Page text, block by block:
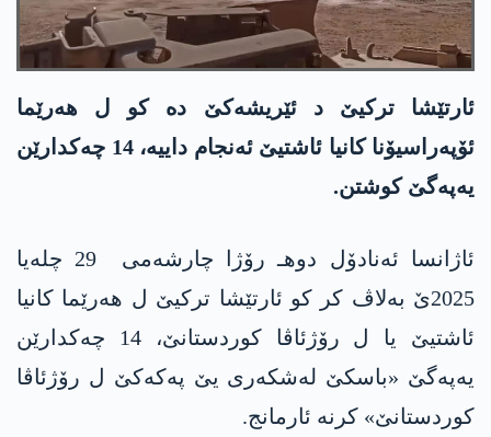
ئارتێشا تركیێ د ئێریشه‌كێ ده‌ كو ل هه‌رێما
ئۆپه‌راسیۆنا كانیا ئاشتیێ ئه‌نجام داییه‌، 14 چه‌كدارێن
یه‌په‌گێ كوشتن.
ئاژانسا ئه‌نادۆل دوهـ رۆژا چارشه‌می 29 چله‌یا
2025ێ به‌لاڤ كر كو ئارتێشا تركیێ ل هەرێما كانیا
ئاشتیێ یا ل رۆژئاڤا كوردستانێ، 14 چه‌كدارێن
یه‌په‌گێ «باسكێ له‌شكه‌ری یێ په‌كه‌كێ ل رۆژئاڤا
كوردستانێ» كرنه‌ ئارمانج.